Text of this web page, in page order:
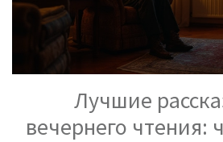
Лучшие
вечернего чтения: